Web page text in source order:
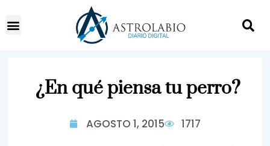
¿En qué piensa tu perro?
AGOSTO 1, 2015 1717